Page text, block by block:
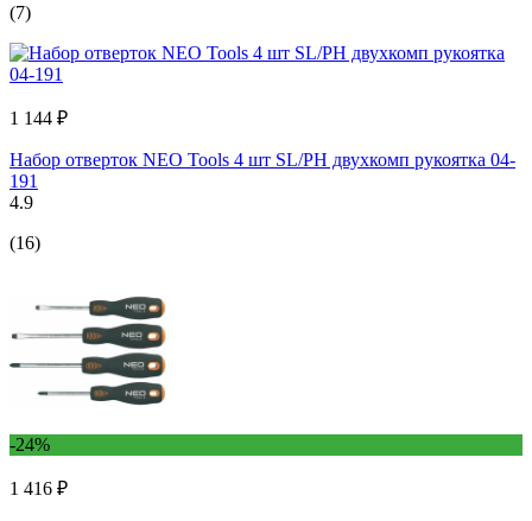
(7)
1 144 ₽
Набор отверток NEO Tools 4 шт SL/PH двухкомп рукоятка 04-
191
4.9
(16)
-24%
1 416 ₽